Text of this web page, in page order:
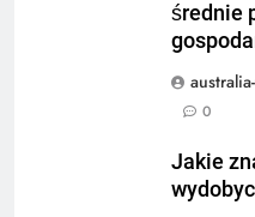
średnie
0
Jakie